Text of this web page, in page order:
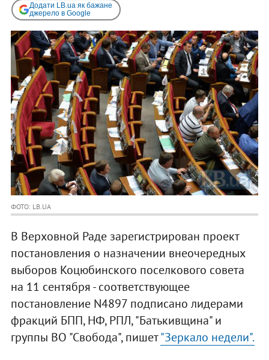
Додати LB.ua як бажане
джерело в Google
ФОТО: LB.UA
В Верховной Раде зарегистрирован проект
постановления о назначении внеочередных
выборов Коцюбинского поселкового совета
на 11 сентября - соответствующее
постановление N4897 подписано лидерами
фракций БПП, НФ, РПЛ, "Батькивщина" и
группы ВО "Свобода", пишет"Зеркало недели".